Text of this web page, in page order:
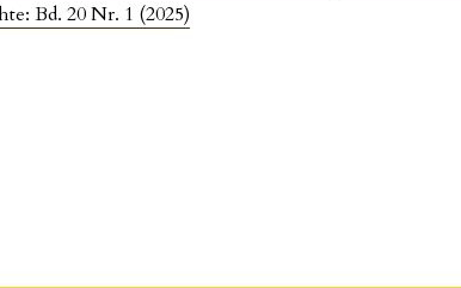
Bd. 20 Nr. 1 (2025)